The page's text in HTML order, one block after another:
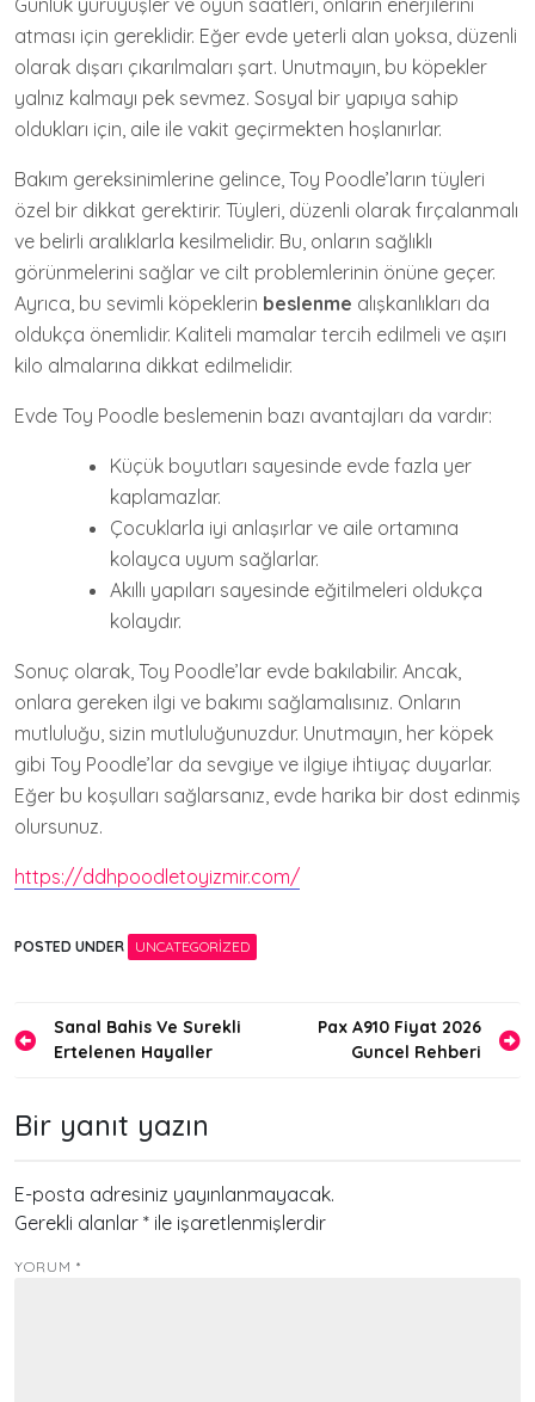
Günlük yürüyüşler ve oyun saatleri, onların enerjilerini
atması için gereklidir. Eğer evde yeterli alan yoksa, düzenli
olarak dışarı çıkarılmaları şart. Unutmayın, bu köpekler
yalnız kalmayı pek sevmez. Sosyal bir yapıya sahip
oldukları için, aile ile vakit geçirmekten hoşlanırlar.
Bakım gereksinimlerine gelince, Toy Poodle’ların tüyleri
özel bir dikkat gerektirir. Tüyleri, düzenli olarak fırçalanmalı
ve belirli aralıklarla kesilmelidir. Bu, onların sağlıklı
görünmelerini sağlar ve cilt problemlerinin önüne geçer.
Ayrıca, bu sevimli köpeklerin beslenme alışkanlıkları da
oldukça önemlidir. Kaliteli mamalar tercih edilmeli ve aşırı
kilo almalarına dikkat edilmelidir.
Evde Toy Poodle beslemenin bazı avantajları da vardır:
Küçük boyutları sayesinde evde fazla yer
kaplamazlar.
Çocuklarla iyi anlaşırlar ve aile ortamına
kolayca uyum sağlarlar.
Akıllı yapıları sayesinde eğitilmeleri oldukça
kolaydır.
Sonuç olarak, Toy Poodle’lar evde bakılabilir. Ancak,
onlara gereken ilgi ve bakımı sağlamalısınız. Onların
mutluluğu, sizin mutluluğunuzdur. Unutmayın, her köpek
gibi Toy Poodle’lar da sevgiye ve ilgiye ihtiyaç duyarlar.
Eğer bu koşulları sağlarsanız, evde harika bir dost edinmiş
olursunuz.
https://ddhpoodletoyizmir.com/
POSTED UNDER UNCATEGORIZED
Yazı
gezinmesi
Sanal Bahis Ve Surekli
Ertelenen Hayaller
Pax A910 Fiyat 2026
Guncel Rehberi
Bir yanıt yazın
E-posta adresiniz yayınlanmayacak.
Gerekli alanlar * ile işaretlenmişlerdir
YORUM *